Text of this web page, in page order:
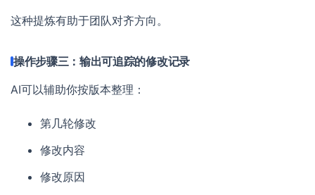
这种提炼有助于团队对齐方向。
操作步骤三：输出可追踪的修改记录
AI可以辅助你按版本整理：
第几轮修改
修改内容
修改原因